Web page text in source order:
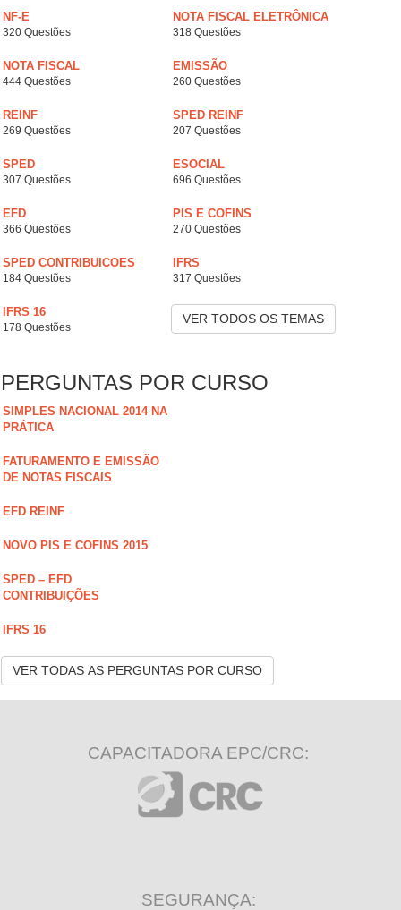
NF-E
320 Questões
NOTA FISCAL ELETRÔNICA
318 Questões
NOTA FISCAL
444 Questões
EMISSÃO
260 Questões
REINF
269 Questões
SPED REINF
207 Questões
SPED
307 Questões
ESOCIAL
696 Questões
EFD
366 Questões
PIS E COFINS
270 Questões
SPED CONTRIBUICOES
184 Questões
IFRS
317 Questões
IFRS 16
178 Questões
VER TODOS OS TEMAS
PERGUNTAS POR CURSO
SIMPLES NACIONAL 2014 NA
PRÁTICA
FATURAMENTO E EMISSÃO
DE NOTAS FISCAIS
EFD REINF
NOVO PIS E COFINS 2015
SPED – EFD
CONTRIBUIÇÕES
IFRS 16
VER TODAS AS PERGUNTAS POR CURSO
CAPACITADORA EPC/CRC:
SEGURANÇA: